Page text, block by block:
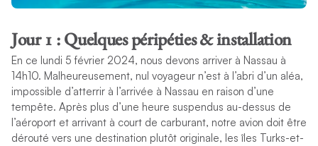
Jour 1 : Quelques péripéties & installation
En ce lundi 5 février 2024, nous devons arriver à Nassau à
14h10. Malheureusement, nul voyageur n’est à l’abri d’un aléa,
impossible d’atterrir à l’arrivée à Nassau en raison d’une
tempête. Après plus d’une heure suspendus au-dessus de
l’aéroport et arrivant à court de carburant, notre avion doit être
dérouté vers une destination plutôt originale, les îles Turks-et-